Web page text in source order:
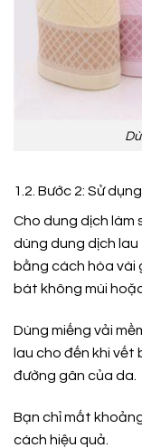
1.2. Bước 2: Sử
Cho dung dịch làm
dùng dung dịch
bằng cách hòa vài
bát không mùi
Dùng miếng vải
lau cho đến khi
đường gân của da.
Bạn chỉ mất
cách hiệu quả.